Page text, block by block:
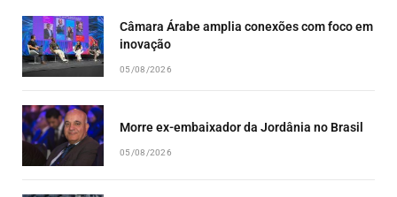
Câmara Árabe amplia conexões com foco em
inovação
05/08/2026
Morre ex-embaixador da Jordânia no Brasil
05/08/2026